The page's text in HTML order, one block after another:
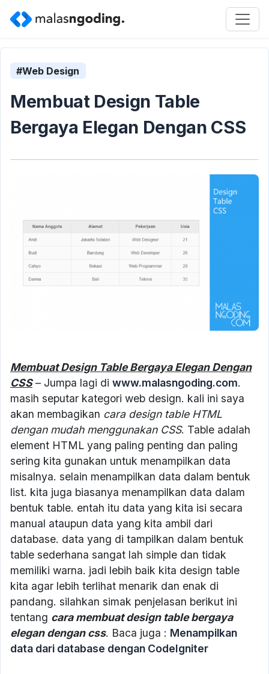
#Web Design
Membuat Design Table
Bergaya Elegan Dengan CSS
Membuat Design Table Bergaya Elegan Dengan
CSS– Jumpa lagi di www.malasngoding.com.
masih seputar kategori web design. kali ini saya
akan membagikan cara design table HTML
dengan mudah menggunakan CSS. Table adalah
element HTML yang paling penting dan paling
sering kita gunakan untuk menampilkan data
misalnya. selain menampilkan data dalam bentuk
list. kita juga biasanya menampilkan data dalam
bentuk table. entah itu data yang kita isi secara
manual ataupun data yang kita ambil dari
database. data yang di tampilkan dalam bentuk
table sederhana sangat lah simple dan tidak
memiliki warna. jadi lebih baik kita design table
kita agar lebih terlihat menarik dan enak di
pandang. silahkan simak penjelasan berikut ini
tentang cara membuat design table bergaya
elegan dengan css. Baca juga : Menampilkan
data dari database dengan CodeIgniter